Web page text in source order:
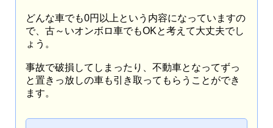
どんな車でも0円以上という内容になっていますの
で、古～いオンボロ車でもOKと考えて大丈夫でし
ょう。
事故で破損してしまったり、不動車となってずっ
と置きっ放しの車も引き取ってもらうことができ
ます。